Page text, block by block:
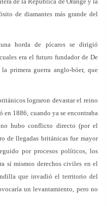
de diamantes más grande del
horda de pícaros se dirigió
era el futuro fundador de De
primera guerra anglo-bóer, que
lograron devastar el reino
en 1886, cuando ya se encontraba
hubo conflicto directo (por el
de llegadas británicas fue mayor
por procesos políticos, los
sí mismos derechos civiles en el
que invadió el territorio del
un levantamiento, pero no